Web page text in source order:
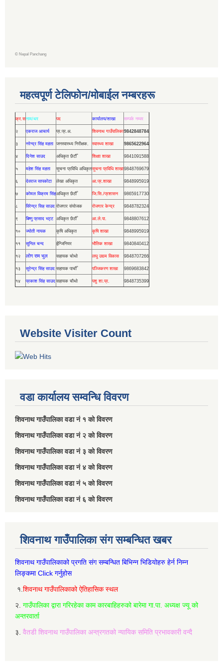
© Nepal Panchang
महत्वपूर्ण टेलिफोन/मोबाईल नम्बरहरू
क्र.सनाम/थर पद कार्यालय/शाखा सम्पर्क नम्वर
२ एकराज आचार्य प्र.प्र.अ. शिवनाथ गाउँपालिका9842848784
३ नरेन्द्र सिंह महता जनस्वास्थ्य निरीक्षक. स्वास्थ्य शाखा 9865622964
४ दिनेश साउद अधिकृत छैटौँ शिक्षाा शाखा 9841091588
५ महेश सिंह महता सूचना प्रविधि अधिकृतसूचना प्रविधि शाखा9848769679
६ देवराज सापकोटा लेखा अधिकृत आ.प्र.शाखा 9848995919
७ कोमल विक्रम सिंहअधिकृत छैठौँ जि.सि./प्रशासन 9865917730
८ विरेन्द्र सिह साउद रोजगार संयोजक रोजगार केन्द्र 9848782324
९ बिष्णु प्रसाद भट्ट अधिकृत छैठौँ आ.ले.पा. 9848807612
१० ज्योती नायक कृषि अधिकृत कृषि शाखा 9848995919
११ सुनिल चन्द ईन्जिनियर भौतिक शाखा 9840840412
१२ लोग राम भुल सहायक चोथो लघु उद्यम विकास 9848707266
१३ सुरेन्द्र सिंह साउद सहायक पाचौँ पञ्जिकरण शाखा 9869683842
१४ प्रकाश सिंह साउद सहायक चौथो पशु शा.प्र. 9848735399
Website Visiter Count
वडा कार्यालय सम्वन्धि विवरण
शिवनाथ गाउँपालिका वडा नं‌ १ को विवरण
शिवनाथ गाउँपालिका वडा नं‌ २ को विवरण
शिवनाथ गाउँपालिका वडा नं‌ ३ को विवरण
शिवनाथ गाउँपालिका वडा नं‌ ४ को विवरण
शिवनाथ गाउँपालिका वडा नं‌ ५ को विवरण
शिवनाथ गाउँपालिका वडा नं‌ ६ को विवरण
शिवनाथ गाउँपालिका संग सम्बन्धित खबर
शिवनाथ गाउँपालिकाको प्रगति संग सम्बन्धित बिभिन्‍न भिडियोहरु हेर्न निम्‍न
लिङ्कमा Click गर्नुहोस
१. शिवनाथ गाउँपालिकाको ऐतिहासिक स्थल
२. गाउँपालिका द्वारा गरिरहेका काम कारबाहिहरुको बारेमा गा.पा. अध्यक्ष ज्यू को
अन्तरवार्ता
३. वैतडी शिवनाथ गाउँपालिका अन्त्रगतको न्यायिक समिति प्रभावकारी वन्दै